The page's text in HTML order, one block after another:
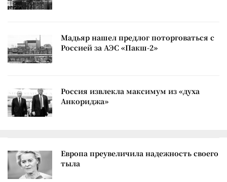
Мадьяр нашел предлог поторговаться с
Россией за АЭС «Пакш-2»
Россия извлекла максимум из «духа
Анкориджа»
Европа преувеличила надежность своего
тыла